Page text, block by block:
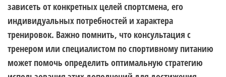
зависеть от конкретных целей спортсмена, его
индивидуальных потребностей и характера
тренировок. Важно помнить, что консультация с
тренером или специалистом по спортивному питанию
может помочь определить оптимальную стратегию